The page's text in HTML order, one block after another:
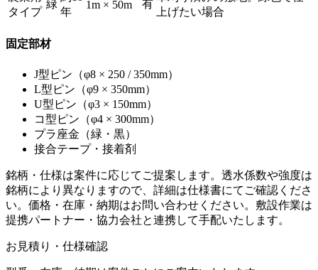
タイプ
緑
年
1m × 50m 有
上げたい場合
固定部材
J型ピン（φ8 × 250 / 350mm）
L型ピン（φ9 × 350mm）
U型ピン（φ3 × 150mm）
コ型ピン（φ4 × 300mm）
プラ座金（緑・黒）
接合テープ・接着剤
銘柄・仕様は案件に応じてご提案します。透水係数や強度は
銘柄により異なりますので、詳細は仕様書にてご確認くださ
い。価格・在庫・納期はお問い合わせください。敷設作業は
提携パートナー・協力会社と連携して手配いたします。
お見積り・仕様確認